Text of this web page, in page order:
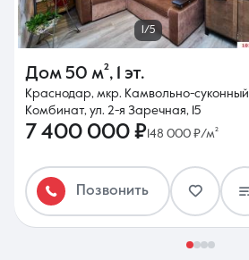
1/5
Дом 50 м², 1 эт.
Краснодар, мкр. Камвольно-суконный
Комбинат, ул. 2-я Заречная, 15
7 400 000 ₽ 148 000 ₽/м²
Позвонить